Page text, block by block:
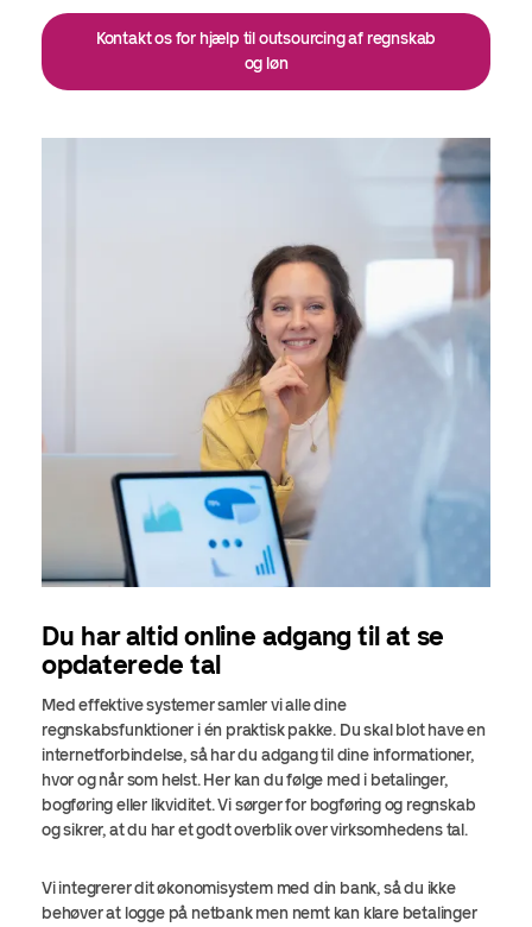
Kontakt os for hjælp til outsourcing af regnskab
og løn
Du har altid online adgang til at se
opdaterede tal
Med effektive systemer samler vi alle dine
regnskabsfunktioner i én praktisk pakke. Du skal blot have en
internetforbindelse, så har du adgang til dine informationer,
hvor og når som helst. Her kan du følge med i betalinger,
bogføring eller likviditet. Vi sørger for bogføring og regnskab
og sikrer, at du har et godt overblik over virksomhedens tal.
Vi integrerer dit økonomisystem med din bank, så du ikke
behøver at logge på netbank men nemt kan klare betalinger